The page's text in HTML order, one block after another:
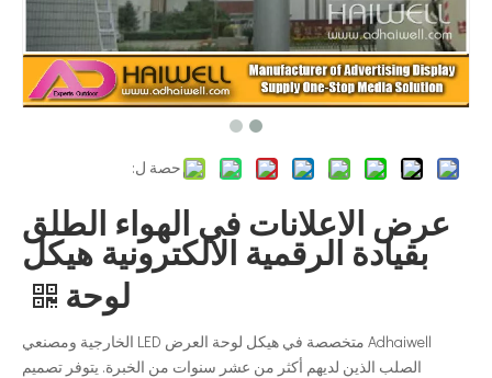
حصة ل:
عرض الاعلانات في الهواء الطلق
بقيادة الرقمية الالكترونية هيكل
لوحة
Adhaiwell متخصصة في هيكل لوحة العرض LED الخارجية ومصنعي
الصلب الذين لديهم أكثر من عشر سنوات من الخبرة. يتوفر تصميم